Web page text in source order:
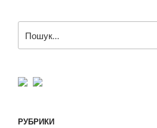
за
РУБРИКИ